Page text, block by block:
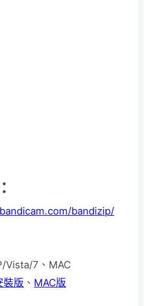
bandizip/
Vista/7、MAC
裝版 、 MAC版